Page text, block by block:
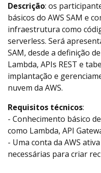
Descrição: os
básicos do AWS SAM e
infraestrutura como
serverless. Será
SAM, desde a definição
Lambda, APIs REST e
implantação e
nuvem da AWS.
Requisitos técnicos:
- Conhecimento básico
como Lambda, API
- Uma conta da AWS
necessárias para criar